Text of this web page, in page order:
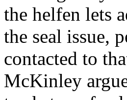
the helfen lets
the seal issue,
contacted to
McKinley